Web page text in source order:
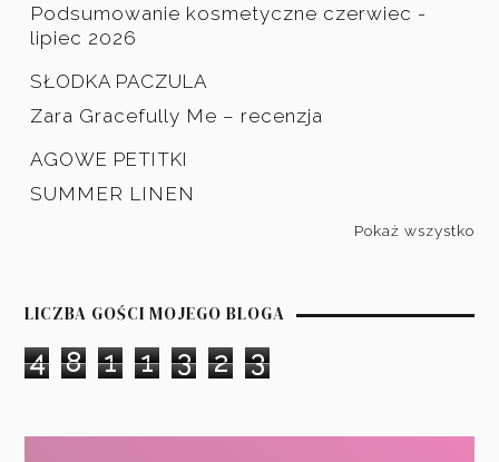
Podsumowanie kosmetyczne czerwiec -
lipiec 2026
SŁODKA PACZULA
Zara Gracefully Me – recenzja
AGOWE PETITKI
SUMMER LINEN
Pokaż wszystko
LICZBA GOŚCI MOJEGO BLOGA
4 8 1 1 3 2 3